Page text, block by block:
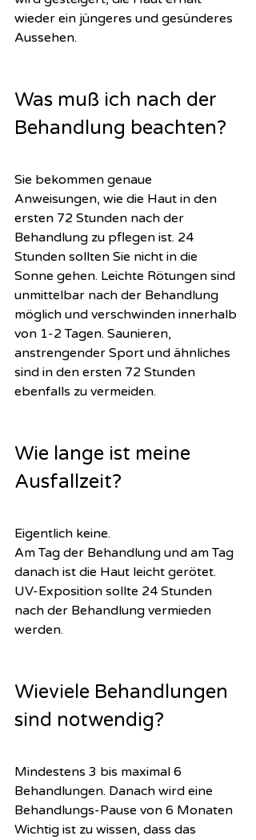
wieder ein jüngeres und gesünderes
Aussehen.
Was muß ich nach der
Behandlung beachten?
Sie bekommen genaue
Anweisungen, wie die Haut in den
ersten 72 Stunden nach der
Behandlung zu pflegen ist. 24
Stunden sollten Sie nicht in die
Sonne gehen. Leichte Rötungen sind
unmittelbar nach der Behandlung
möglich und verschwinden innerhalb
von 1-2 Tagen. Saunieren,
anstrengender Sport und ähnliches
sind in den ersten 72 Stunden
ebenfalls zu vermeiden.
Wie lange ist meine
Ausfallzeit?
Eigentlich keine.
Am Tag der Behandlung und am Tag
danach ist die Haut leicht gerötet.
UV-Exposition sollte 24 Stunden
nach der Behandlung vermieden
werden.
Wieviele Behandlungen
sind notwendig?
Mindestens 3 bis maximal 6
Behandlungen. Danach wird eine
Behandlungs-Pause von 6 Monaten
Wichtig ist zu wissen, dass das